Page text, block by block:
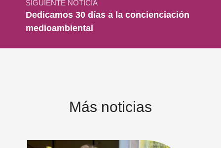
SIGUIENTE NOTICIA
Dedicamos 30 días a la concienciación
medioambiental
Más noticias